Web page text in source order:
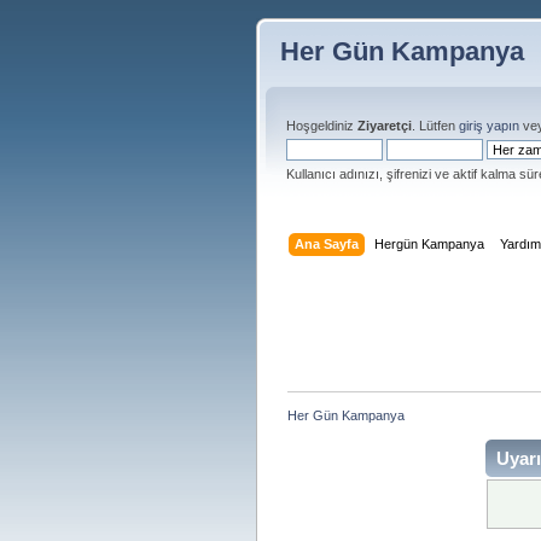
Her Gün Kampanya
Hoşgeldiniz Ziyaretçi . Lütfen giriş yapın
Kullanıcı adınızı, şifrenizi ve aktif kalma
Ana Sayfa Hergün Kampanya Yardım
Her Gün Kampanya